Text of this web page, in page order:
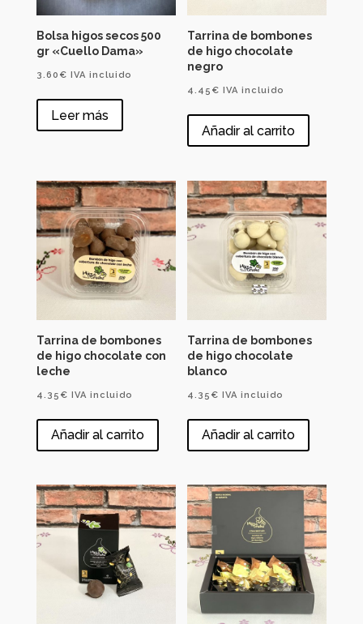
Bolsa higos secos 500
gr «Cuello Dama»
3.60 € IVA incluido
Leer más
Tarrina de bombones
de higo chocolate
negro
4.45 € IVA incluido
Añadir al carrito
Tarrina de bombones
de higo chocolate con
leche
4.35 € IVA incluido
Añadir al carrito
Tarrina de bombones
de higo chocolate
blanco
4.35 € IVA incluido
Añadir al carrito